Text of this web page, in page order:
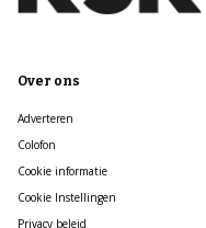
Over ons
Adverteren
Colofon
Cookie informatie
Cookie Instellingen
Privacy beleid